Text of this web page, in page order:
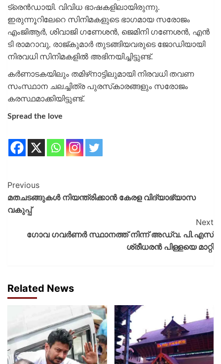
ട്രെന്‍ഡായി. വിവിധ ഭാഷകളിലായിരുന്നു.
ഇരുന്നൂറിലേറെ സിനിമകളുടെ ഭാഗമായ സരോജം
എംജിആര്‍, ശിവാജി ഗണേശന്‍, ജെമിനി ഗണേശന്‍, എന്‍
ടി രാമറാവു, രാജ്കുമാര്‍ തുടങ്ങിയവരുടെ ജോഡിയായി
നിരവധി സിനിമകളിൽ അഭിനയിച്ചിട്ടുണ്ട്.
കര്‍ണാടകയിലും തമിഴ്‌നാട്ടിലുമായി നിരവധി തവണ
സംസ്ഥാന ചലച്ചിത്ര പുരസ്‌കാരങ്ങളും സരോജം
കരസ്ഥമാക്കിയിട്ടുണ്ട്.
Spread the love
Previous
മതചടങ്ങുകൾ നിയന്ത്രിക്കാൻ കേരള വിദ്യാഭ്യാസ
വകുപ്പ്
Next
ഗോവ ഗവർണർ സ്ഥാനത്ത് നിന്ന് അഡ്വ. പി.എസ്
ശ്രീധരൻ പിള്ളയെ മാറ്റി
Related News